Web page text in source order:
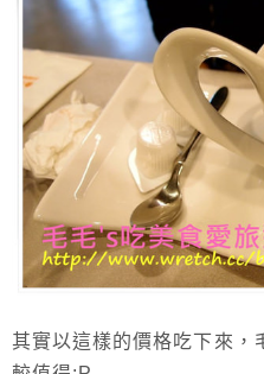
其實以這樣的價格吃下來，